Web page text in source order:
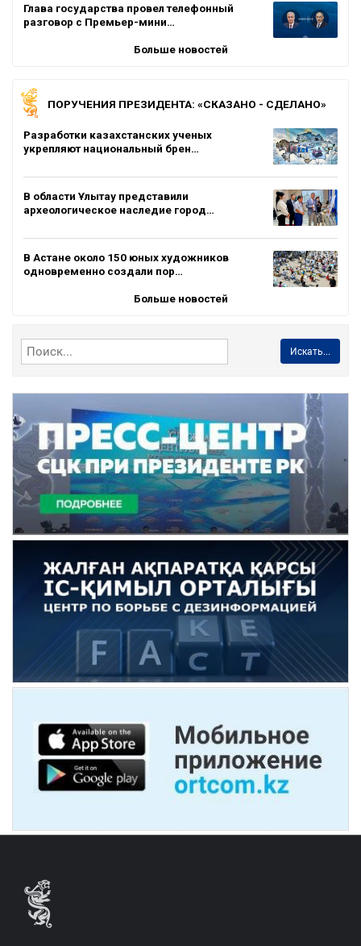
Глава государства провел телефонный
разговор с Премьер-мини…
Больше новостей
ПОРУЧЕНИЯ ПРЕЗИДЕНТА: «СКАЗАНО - СДЕЛАНО»
Разработки казахстанских ученых
укрепляют национальный брен…
В области Ұлытау представили
археологическое наследие город…
В Астане около 150 юных художников
одновременно создали пор…
Больше новостей
Искать...